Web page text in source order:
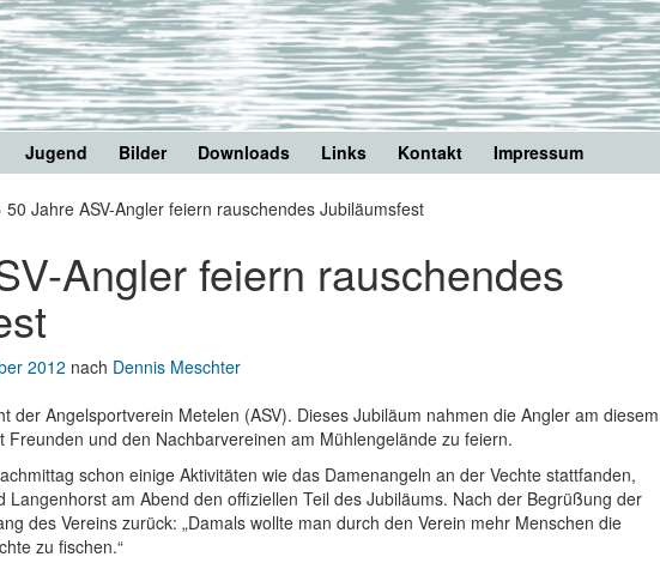
Jugend Bilder Downloads Links Kontakt Impressum
50 Jahre ASV-Angler feiern rauschendes Jubiläumsfest
Angler feiern rauschendes
2012 nach Dennis Meschter
der Angelsportverein Metelen (ASV). Dieses Jubiläum nahmen die Angler am diesem
Freunden und den Nachbarvereinen am Mühlengelände zu feiern.
schon einige Aktivitäten wie das Damenangeln an der Vechte stattfanden,
Langenhorst am Abend den offiziellen Teil des Jubiläums. Nach der Begrüßung der
des Vereins zurück: „Damals wollte man durch den Verein mehr Menschen die
zu fischen.“